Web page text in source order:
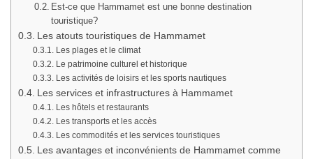
Est-ce que Hammamet est une bonne destination
touristique?
Les atouts touristiques de Hammamet
Les plages et le climat
Le patrimoine culturel et historique
Les activités de loisirs et les sports nautiques
Les services et infrastructures à Hammamet
Les hôtels et restaurants
Les transports et les accès
Les commodités et les services touristiques
Les avantages et inconvénients de Hammamet comme